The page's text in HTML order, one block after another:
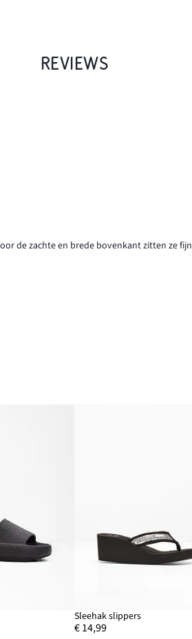
REVIEWS
de zachte en brede bovenkant zitten ze fijn
Sleehak slippers
€ 14,99